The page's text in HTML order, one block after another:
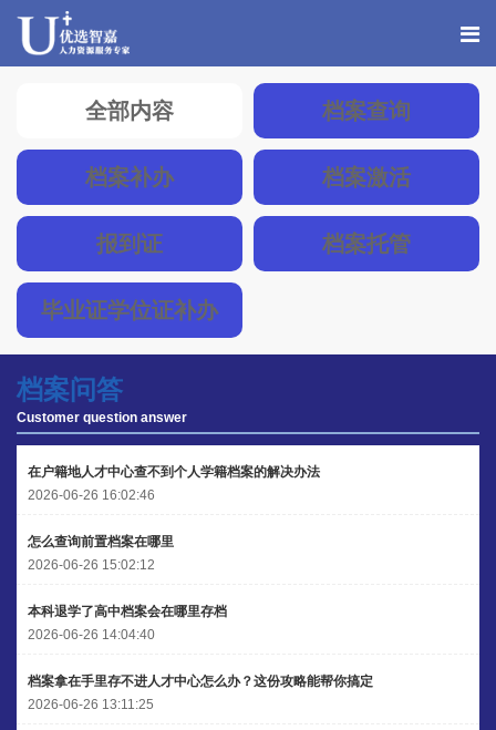
全部内容 档案查询
档案补办 档案激活
报到证 档案托管
毕业证学位证补办
档案问答
Customer question answer
在户籍地人才中心查不到个人学籍档案的解决办法
2026-06-26 16:02:46
怎么查询前置档案在哪里
2026-06-26 15:02:12
本科退学了高中档案会在哪里存档
2026-06-26 14:04:40
档案拿在手里存不进人才中心怎么办？这份攻略能帮你搞定
2026-06-26 13:11:25